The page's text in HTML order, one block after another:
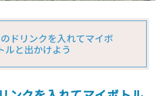
ドリンクを入れてマイボ
ルと出かけよう